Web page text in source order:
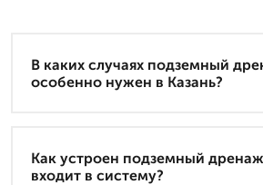
В каких случаях подземный
особенно нужен в Казань?
Как устроен подземный
входит в систему?